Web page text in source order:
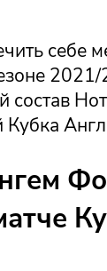
себе
2021/
Кубка